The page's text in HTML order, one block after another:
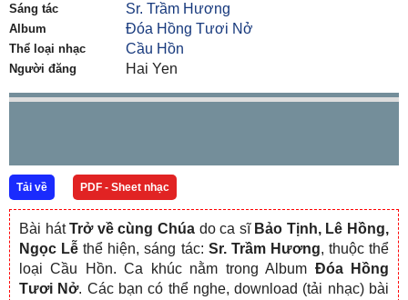
Sáng tác Sr. Trầm Hương
Album Đóa Hồng Tươi Nở
Thể loại nhạc Cầu Hồn
Người đăng Hai Yen
Tải về PDF - Sheet nhạc
Bài hátTrở về cùng Chúado ca sĩ Bảo Tịnh, Lê Hồng,
Ngọc Lễ thể hiện, sáng tác: Sr. Trầm Hương, thuộc thể
loại Cầu Hồn. Ca khúc nằm trong Album Đóa Hồng
Tươi Nở. Các bạn có thể nghe, download (tải nhạc) bài